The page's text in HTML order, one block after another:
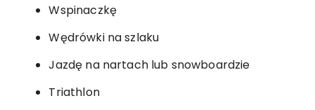
Wspinaczkę
Wędrówki na szlaku
Jazdę na nartach lub snowboardzie
Triathlon